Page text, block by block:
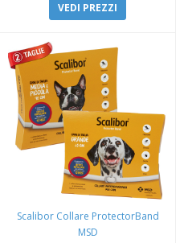
VEDI PREZZI
Scalibor Collare ProtectorBand
MSD